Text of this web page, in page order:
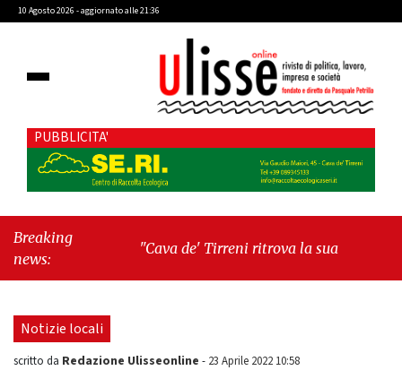
10 Agosto 2026 - aggiornato alle 21:36
PUBBLICITA'
Breaking
news:
"Cava de' Tirreni ritrova la sua Manifattura: un
Clelia Attanasio"
Notizie locali
scritto da Redazione Ulisseonline - 23 Aprile 2022 10:58